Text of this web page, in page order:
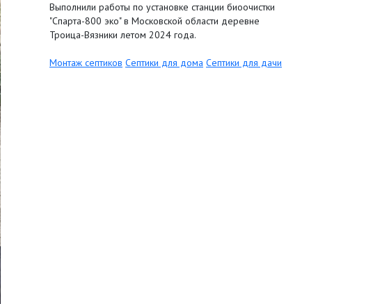
Выполнили работы по установке станции биоочистки
"Спарта-800 эко" в Московской области деревне
Троица-Вязники летом 2024 года.
Монтаж септиков Септики для дома Септики для дачи